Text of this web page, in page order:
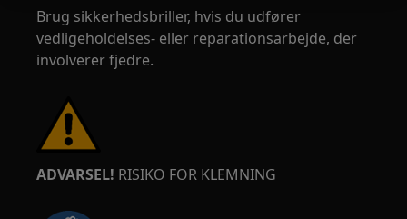
Brug sikkerhedsbriller, hvis du udfører
vedligeholdelses- eller reparationsarbejde, der
involverer fjedre.
ADVARSEL! RISIKO FOR KLEMNING